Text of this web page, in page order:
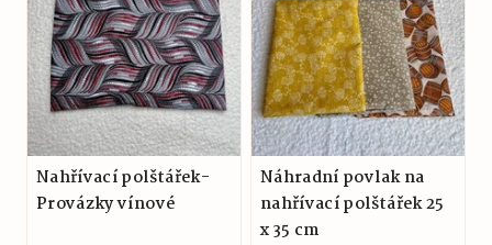
Nahřívací polštářek-
Provázky vínové
Náhradní povlak na
nahřívací polštářek 25
x 35 cm